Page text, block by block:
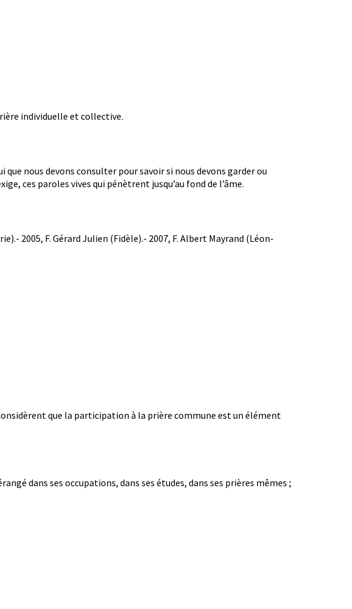
individuelle et collective.
que nous devons consulter pour savoir si nous devons garder ou
ces paroles vives qui pénètrent jusqu’au fond de l’âme.
2005, F. Gérard Julien (Fidèle).- 2007, F. Albert Mayrand (Léon-
que la participation à la prière commune est un élément
dans ses occupations, dans ses études, dans ses prières mêmes ;